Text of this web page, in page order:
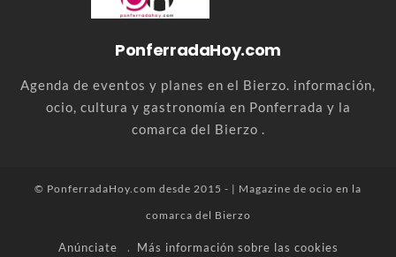
PonferradaHoy.com
Agenda de eventos y planes en el Bierzo. información,
ocio, cultura y gastronomía en Ponferrada y la
comarca del Bierzo .
© PonferradaHoy.com desde 2015 - | Magazine de ocio en la
comarca del Bierzo
Anúnciate
Más información sobre las cookies